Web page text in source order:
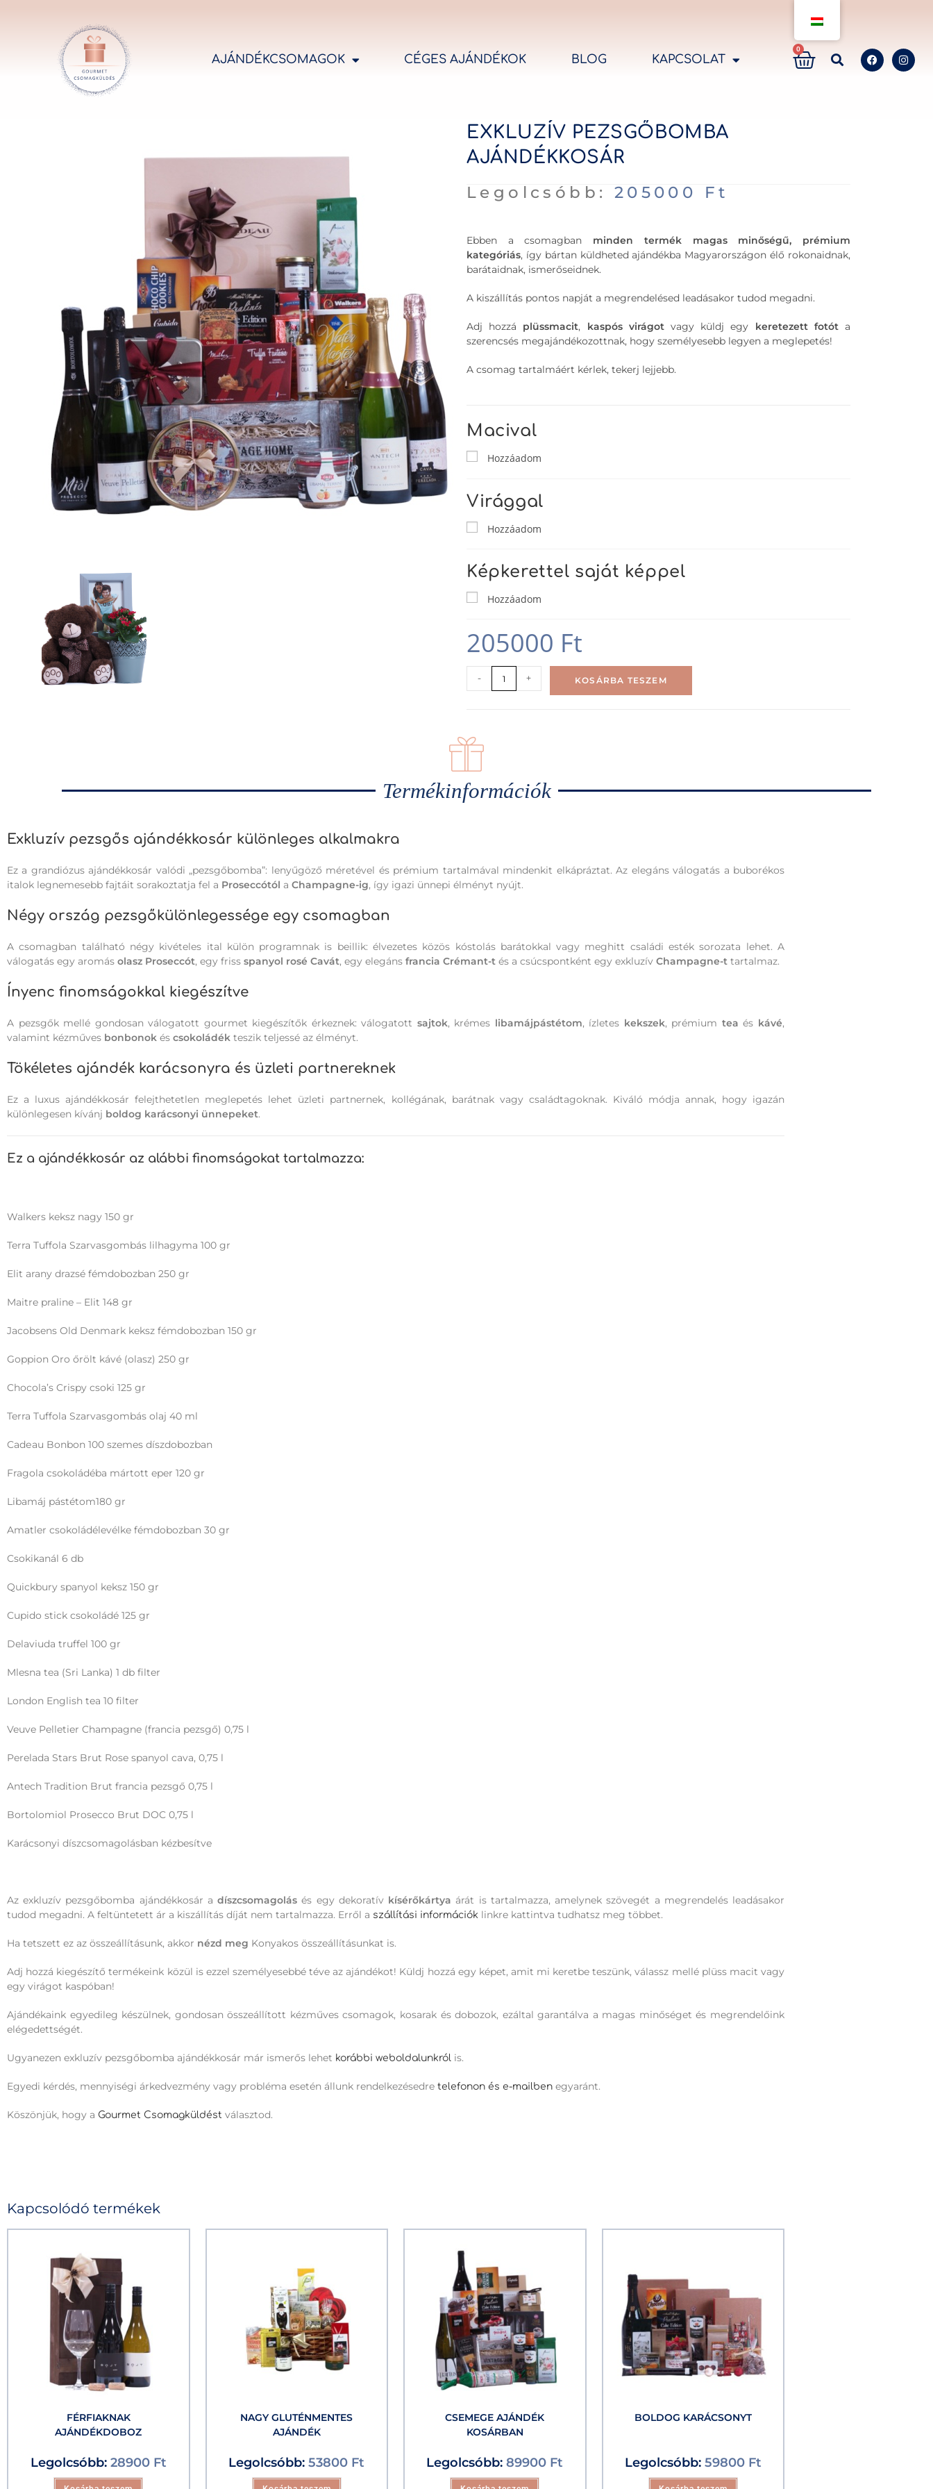
AJÁNDÉKCSOMAGOK CÉGES AJÁNDÉKOK BLOG KAPCSOLAT
0
EXKLUZÍV PEZSGŐBOMBA
AJÁNDÉKKOSÁR
Legolcsóbb: 205000 Ft
Ebben a csomagban minden termék magas minőségű, prémium
kategóriás, így bártan küldheted ajándékba Magyarországon élő rokonaidnak,
barátaidnak, ismerőseidnek.
A kiszállítás pontos napját a megrendelésed leadásakor tudod megadni.
Adj hozzá plüssmacit, kaspós virágotvagy küldj egy keretezett fotóta
szerencsés megajándékozottnak, hogy személyesebb legyen a meglepetés!
A csomag tartalmáért kérlek, tekerj lejjebb.
Macival
Hozzáadom
Virággal
Hozzáadom
Képkerettel saját képpel
Hozzáadom
205000 Ft
- + KOSÁRBA TESZEM
Termékinformációk
Exkluzív pezsgős ajándékkosár különleges alkalmakra
Ez a grandiózus ajándékkosár valódi „pezsgőbomba”: lenyűgöző méretével és prémium tartalmával mindenkit elkápráztat. Az elegáns válogatás a buborékos
italok legnemesebb fajtáit sorakoztatja fel a Proseccótól a Champagne-ig, így igazi ünnepi élményt nyújt.
Négy ország pezsgőkülönlegessége egy csomagban
A csomagban található négy kivételes ital külön programnak is beillik: élvezetes közös kóstolás barátokkal vagy meghitt családi esték sorozata lehet. A
válogatás egy aromás olasz Proseccót, egy friss spanyol rosé Cavát, egy elegáns francia Crémant-t és a csúcspontként egy exkluzív Champagne-t tartalmaz.
Ínyenc finomságokkal kiegészítve
A pezsgők mellé gondosan válogatott gourmet kiegészítők érkeznek: válogatott sajtok, krémes libamájpástétom, ízletes kekszek, prémium tea és kávé,
valamint kézműves bonbonok és csokoládék teszik teljessé az élményt.
Tökéletes ajándék karácsonyra és üzleti partnereknek
Ez a luxus ajándékkosár felejthetetlen meglepetés lehet üzleti partnernek, kollégának, barátnak vagy családtagoknak. Kiváló módja annak, hogy igazán
különlegesen kívánj boldog karácsonyi ünnepeket.
Ez a ajándékkosár az alábbi finomságokat tartalmazza:
Walkers keksz nagy 150 gr
Terra Tuffola Szarvasgombás lilhagyma 100 gr
Elit arany drazsé fémdobozban 250 gr
Maitre praline – Elit 148 gr
Jacobsens Old Denmark keksz fémdobozban 150 gr
Goppion Oro őrölt kávé (olasz) 250 gr
Chocola’s Crispy csoki 125 gr
Terra Tuffola Szarvasgombás olaj 40 ml
Cadеau Bonbon 100 szemes díszdobozban
Fragola csokoládéba mártott eper 120 gr
Libamáj pástétom180 gr
Amatler csokoládélevélke fémdobozban 30 gr
Csokikanál 6 db
Quickbury spanyol keksz 150 gr
Cupido stick csokoládé 125 gr
Delaviuda truffel 100 gr
Mlesna tea (Sri Lanka) 1 db filter
London English tea 10 filter
Veuve Pelletier Champagne (francia pezsgő) 0,75 l
Perelada Stars Brut Rose spanyol cava, 0,75 l
Antech Tradition Brut francia pezsgő 0,75 l
Bortolomiol Prosecco Brut DOC 0,75 l
Karácsonyi díszcsomagolásban kézbesítve
Az exkluzív pezsgőbomba ajándékkosár adíszcsomagolás és egy dekoratív kísérőkártya árát is tartalmazza, amelynek szövegét a megrendelés leadásakor
tudod megadni. A feltüntetett ár a kiszállítás díját nem tartalmazza. Erről a szállítási információk linkre kattintva tudhatsz meg többet.
Ha tetszett ez az összeállításunk, akkor nézd meg Konyakos összeállításunkat is.
Adj hozzá kiegészítő termékeink közül is ezzel személyesebbé téve az ajándékot! Küldj hozzá egy képet, amit mi keretbe teszünk, válassz mellé plüss macit vagy
egy virágot kaspóban!
Ajándékaink egyedileg készülnek, gondosan összeállított kézműves csomagok, kosarak és dobozok, ezáltal garantálva a magas minőséget és megrendelőink
elégedettségét.
Ugyanezen exkluzív pezsgőbomba ajándékkosár már ismerős lehet korábbi weboldalunkról is.
Egyedi kérdés, mennyiségi árkedvezmény vagy probléma esetén állunk rendelkezésedre telefonon és e-mailben egyaránt.
Köszönjük, hogy a Gourmet Csomagküldést választod.
Kapcsolódó termékek
FÉRFIAKNAK
AJÁNDÉKDOBOZ
Legolcsóbb: 28900 Ft
NAGY GLUTÉNMENTES
AJÁNDÉK
Legolcsóbb:53800 Ft
CSEMEGE AJÁNDÉK
KOSÁRBAN
Legolcsóbb:89900 Ft
BOLDOG KARÁCSONYT
Legolcsóbb: 59800 Ft